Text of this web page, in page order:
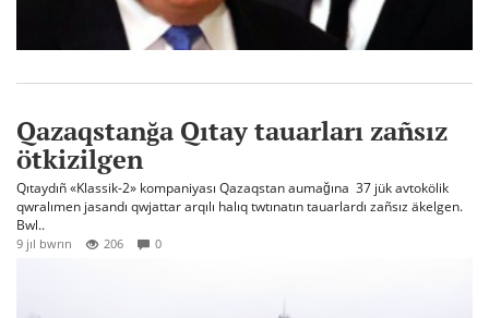
Qazaqstanğa Qıtay tauarları zañsız
ötkizilgen
Qıtaydıñ «Klassik-2» kompaniyası Qazaqstan aumağına 37 jük avtokölik
qwralımen jasandı qwjattar arqılı halıq twtınatın tauarlardı zañsız äkelgen.
Bwl..
9 jıl bwrın 206 0